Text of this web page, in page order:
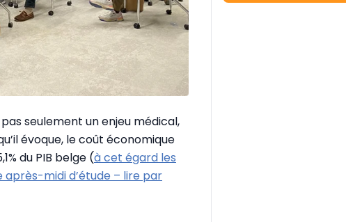
seulement un enjeu médical,
évoque, le coût économique
du PIB belge (à cet égard les
midi d’étude – lire par